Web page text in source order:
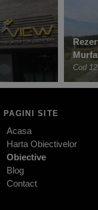
Cod
PAGINI SITE
Acasa
Harta Obiectivelor
Obiective
Blog
Contact